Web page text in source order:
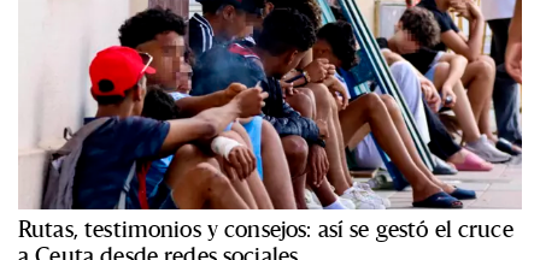
Rutas, testimonios y consejos: así se gestó el cruce